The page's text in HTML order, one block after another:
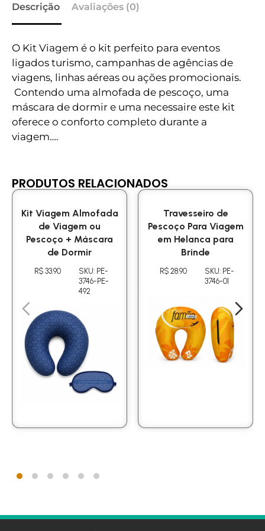
Descrição Avaliações (0)
O Kit Viagem é o kit perfeito para eventos
ligados turismo, campanhas de agências de
viagens, linhas aéreas ou ações promocionais.
Contendo uma almofada de pescoço, uma
máscara de dormir e uma necessaire este kit
oferece o conforto completo durante a
viagem….
PRODUTOS RELACIONADOS
Kit Viagem Almofada
de Viagem ou
Pescoço + Máscara
de Dormir
R$ 33.90
SKU: PE-
3746-PE-
492
Travesseiro de
Pescoço Para Viagem
em Helanca para
Brinde
R$ 28.90
SKU: PE-
3746-01